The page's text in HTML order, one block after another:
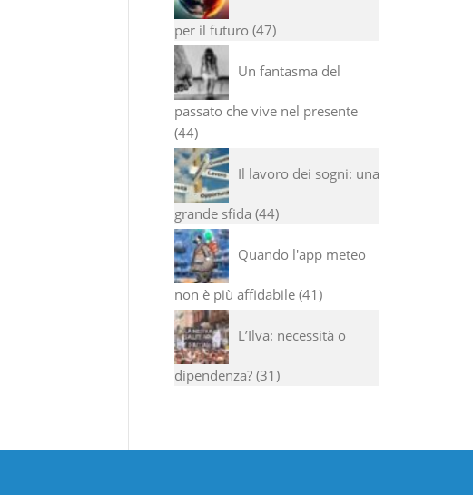
per il futuro 47
Un fantasma del
passato che vive nel presente
44
Il lavoro dei sogni: una
grande sfida 44
Quando l'app meteo
non è più affidabile 41
L’Ilva: necessità o
dipendenza? 31